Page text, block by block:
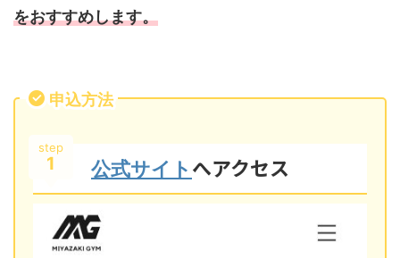
をおすすめします。
申込方法
step
1 公式サイト へアクセス